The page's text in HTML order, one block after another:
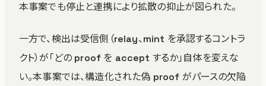
本事案でも停止と連携により拡散の抑止が図られた。
一方で、検出は受信側（relay、mint を承認するコントラ
クト）が「どの proof を accept するか」自体を変えな
い。本事案では、構造化された偽 proof がパースの欠陥